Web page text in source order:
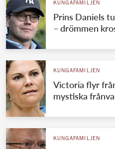
KUNGAFAMILJEN
Prins Daniels
– drömmen
KUNGAFAMILJEN
Victoria flyr
mystiska
KUNGAFAMILJEN